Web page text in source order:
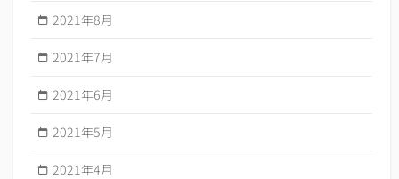
2021年8月
2021年7月
2021年6月
2021年5月
2021年4月